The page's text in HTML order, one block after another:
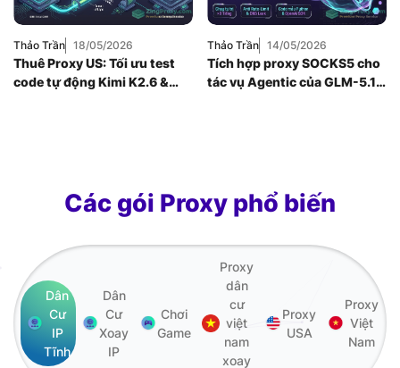
SOCKS5,Thuê
Proxy Nước Ngoài
Thảo Trần 18/05/2026
Thuê Proxy US: Tối ưu test
code tự động Kimi K2.6 &
Thảo Trần 14/05/2026
Tích hợp proxy SOCKS5 cho
tác vụ Agentic của GLM-5.1:
Các gói Proxy phổ biến
Dân
Cư
IP
Tĩnh
Dân
Cư
Xoay
IP
Chơi
Game
Proxy
dân
cư
việt
nam
xoay
Proxy
USA
Proxy
Việt
Nam